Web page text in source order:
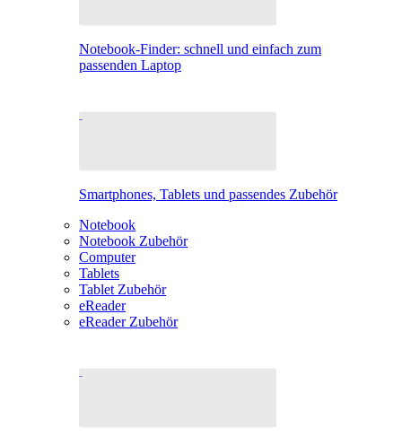
Notebook-Finder: schnell und einfach zum
passenden Laptop
Smartphones, Tablets und passendes Zubehör
Notebook
Notebook Zubehör
Computer
Tablets
Tablet Zubehör
eReader
eReader Zubehör